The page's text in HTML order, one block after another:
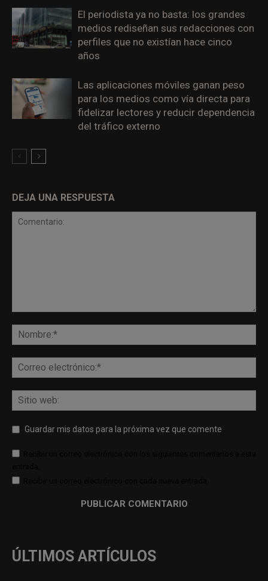
El periodista ya no basta: los grandes
medios rediseñan sus redacciones con
perfiles que no existían hace cinco
años
Las aplicaciones móviles ganan peso
para los medios como vía directa para
fidelizar lectores y reducir dependencia
del tráfico externo
DEJA UNA RESPUESTA
Guardar mis datos para la próxima vez que comente
ÚLTIMOS ARTÍCULOS